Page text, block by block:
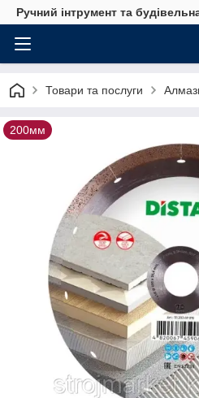
Ручний інтрумент та
Товари та послуги
200мм